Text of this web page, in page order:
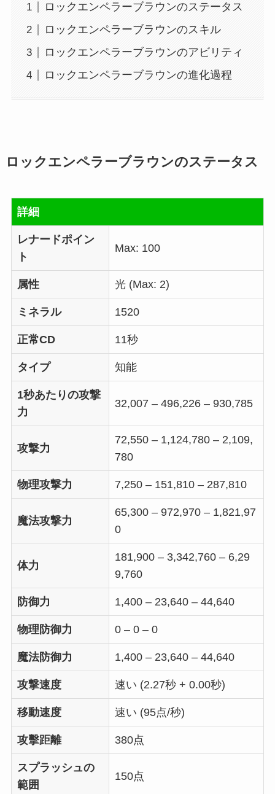
ロックエンペラーブラウンのステータス
ロックエンペラーブラウンのスキル
ロックエンペラーブラウンのアビリティ
ロックエンペラーブラウンの進化過程
ロックエンペラーブラウンのステータス
詳細
レナードポイン
ト
Max: 100
属性 光 (Max: 2)
ミネラル 1520
正常CD 11秒
タイプ 知能
1秒あたりの攻撃
力
32,007 – 496,226 – 930,785
攻撃力
72,550 – 1,124,780 – 2,109,
780
物理攻撃力 7,250 – 151,810 – 287,810
魔法攻撃力
65,300 – 972,970 – 1,821,97
0
体力
181,900 – 3,342,760 – 6,29
9,760
防御力 1,400 – 23,640 – 44,640
物理防御力 0 – 0 – 0
魔法防御力 1,400 – 23,640 – 44,640
攻撃速度 速い (2.27秒 + 0.00秒)
移動速度 速い (95点/秒)
攻擊距離 380点
スプラッシュの
範囲
150点